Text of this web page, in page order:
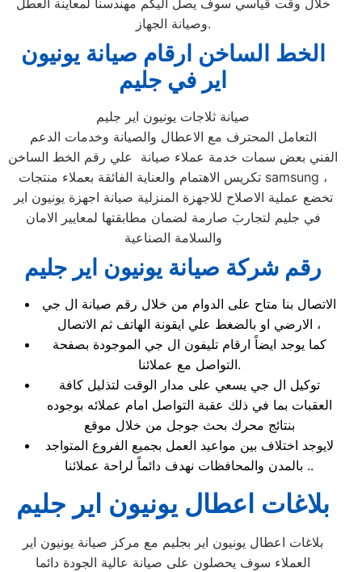
خلال وقت قياسي سوف يصل اليكم مهندسنا لمعاينة العطل
وصيانة الجهاز.
الخط الساخن ارقام صيانة يونيون
اير في جليم
صيانة ثلاجات يونيون اير جليم
التعامل المحترف مع الاعطال والصيانة وخدمات الدعم
الفني بعض سمات خدمة عملاء صيانة علي رقم الخط الساخن
تكريس الاهتمام والعناية الفائقة بعملاء منتجات samsung ،
تخضع عملية الاصلاح للاجهزة المنزلية صيانة اجهزة يونيون اير
في جليم لتجاربَ صارمة لضمان مطابقتها لمعايير الامان
والسلامة الصناعية
رقم شركة صيانة يونيون اير جليم
الاتصال بنا متاح على الدوام من خلال رقم صيانة ال جي
الارضي او بالضغط علي ايقونة الهاتف ثم الاتصال ،
كما يوجد ايضاً ارقام تليفون ال جي الموجودة بصفحة
التواصل مع عملائنا.
توكيل ال جي يسعي على مدار الوقت لتذليل كافة
العقبات بما في ذلك عقبة التواصل امام عملائه بوجوده
بنتائج محرك بحث جوجل من خلال موقع
لايوجد اختلاف بين مواعيد العمل بجميع الفروع المتواجد
بالمدن والمحافظات نهدف دائماً لراحة عملائنا ..
بلاغات اعطال يونيون اير جليم
بلاغات اعطال يونيون اير بجليم مع مركز صيانة يونيون اير
العملاء سوف يحصلون على صيانة عالية الجودة دائما